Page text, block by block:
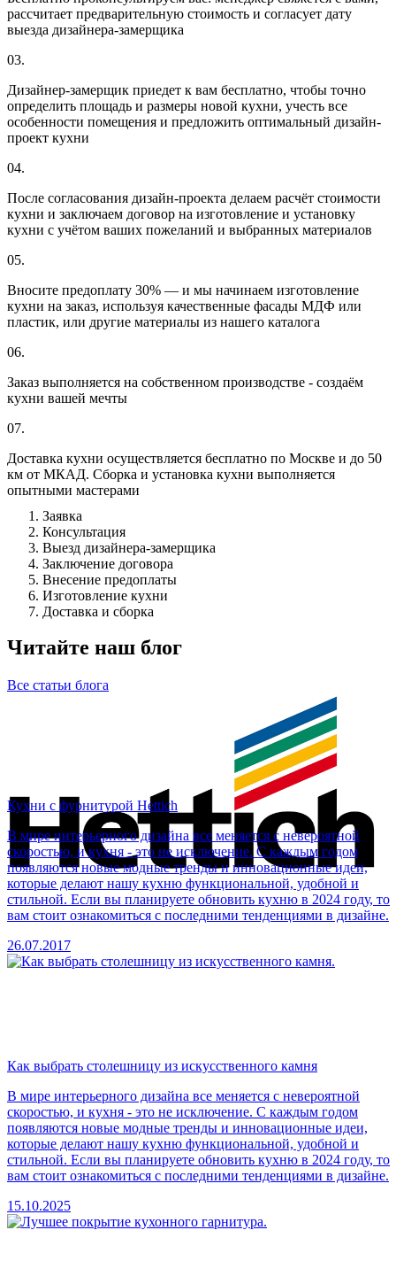
рассчитает предварительную стоимость и согласует дату
выезда дизайнера-замерщика
03.
Дизайнер-замерщик приедет к вам бесплатно, чтобы точно
определить площадь и размеры новой кухни, учесть все
особенности помещения и предложить оптимальный дизайн-
проект кухни
04.
После согласования дизайн-проекта делаем расчёт стоимости
кухни и заключаем договор на изготовление и установку
кухни с учётом ваших пожеланий и выбранных материалов
05.
Вносите предоплату 30% — и мы начинаем изготовление
кухни на заказ, используя качественные фасады МДФ или
пластик, или другие материалы из нашего каталога
06.
Заказ выполняется на собственном производстве - создаём
кухни вашей мечты
07.
Доставка кухни осуществляется бесплатно по Москве и до 50
км от МКАД. Сборка и установка кухни выполняется
опытными мастерами
Заявка
Консультация
Выезд дизайнера-замерщика
Заключение договора
Внесение предоплаты
Изготовление кухни
Доставка и сборка
Читайте наш блог
Все статьи блога
Кухни с фурнитурой Hettich
В мире интерьерного дизайна все меняется с невероятной
скоростью, и кухня - это не исключение. С каждым годом
появляются новые модные тренды и инновационные идеи,
которые делают нашу кухню функциональной, удобной и
стильной. Если вы планируете обновить кухню в 2024 году, то
вам стоит ознакомиться с последними тенденциями в дизайне.
26.07.2017
Как выбрать столешницу из искусственного камня
В мире интерьерного дизайна все меняется с невероятной
скоростью, и кухня - это не исключение. С каждым годом
появляются новые модные тренды и инновационные идеи,
которые делают нашу кухню функциональной, удобной и
стильной. Если вы планируете обновить кухню в 2024 году, то
вам стоит ознакомиться с последними тенденциями в дизайне.
15.10.2025